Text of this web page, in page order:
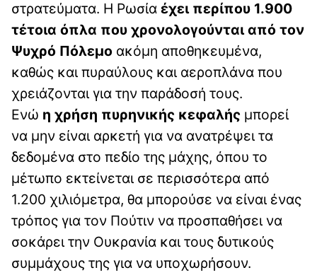
στρατεύματα. Η Ρωσία έχει περίπου 1.900
τέτοια όπλα που χρονολογούνται από τον
Ψυχρό Πόλεμο ακόμη αποθηκευμένα,
καθώς και πυραύλους και αεροπλάνα που
χρειάζονται για την παράδοσή τους.
Ενώ η χρήση πυρηνικής κεφαλής μπορεί
να μην είναι αρκετή για να ανατρέψει τα
δεδομένα στο πεδίο της μάχης, όπου το
μέτωπο εκτείνεται σε περισσότερα από
1.200 χιλιόμετρα, θα μπορούσε να είναι ένας
τρόπος για τον Πούτιν να προσπαθήσει να
σοκάρει την Ουκρανία και τους δυτικούς
συμμάχους της για να υποχωρήσουν.